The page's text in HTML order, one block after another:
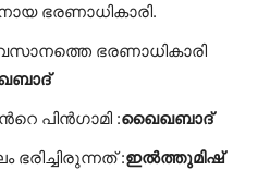
ഭരണാധികാരി.
ഭരണാധികാരി
പിൻഗാമി :ഖൈഖബാദ്
:ഇൽത്തുമിഷ്